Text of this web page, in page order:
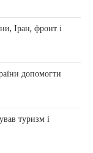
17 Червня,
сили проти
не
глобального
Іран, фронт і
допомогти
туризм і